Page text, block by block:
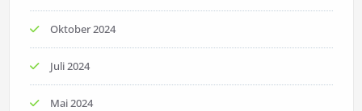
Oktober 2024
Juli 2024
Mai 2024